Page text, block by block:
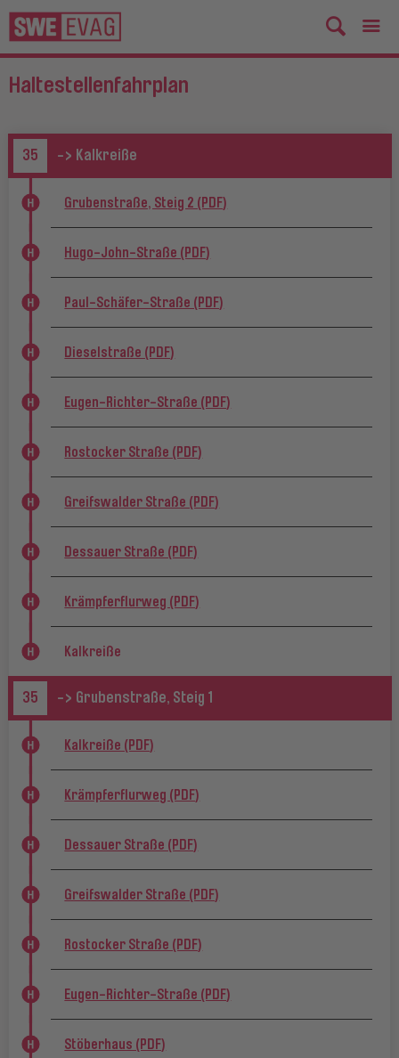
Haltestellenfahrplan
35 -> Kalkreiße
Grubenstraße, Steig 2 (PDF)
Hugo-John-Straße (PDF)
Paul-Schäfer-Straße (PDF)
Dieselstraße (PDF)
Eugen-Richter-Straße (PDF)
Rostocker Straße (PDF)
Greifswalder Straße (PDF)
Dessauer Straße (PDF)
Krämpferflurweg (PDF)
Kalkreiße
35 -> Grubenstraße, Steig 1
Kalkreiße (PDF)
Krämpferflurweg (PDF)
Dessauer Straße (PDF)
Greifswalder Straße (PDF)
Rostocker Straße (PDF)
Eugen-Richter-Straße (PDF)
Stöberhaus (PDF)